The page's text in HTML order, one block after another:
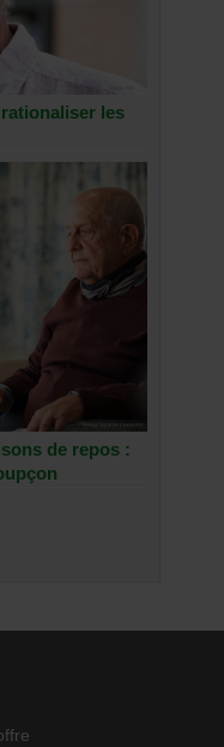
les
de repos :